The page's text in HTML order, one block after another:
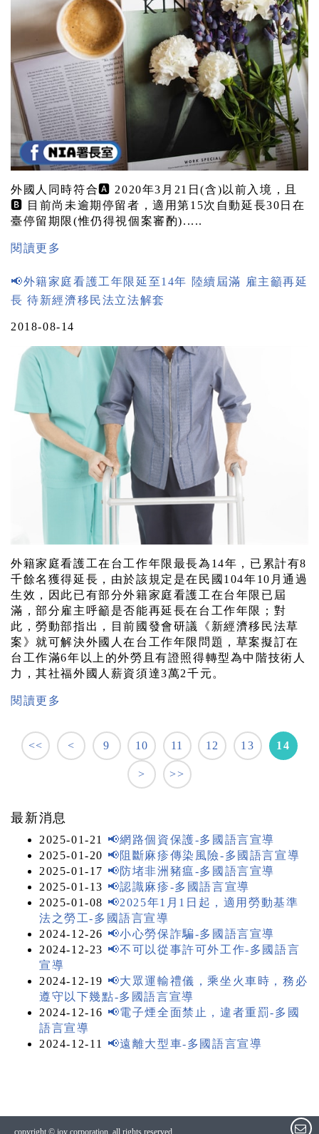
外國人同時符合🅰️ 2020年3月21日(含)以前入境，且
🅱️ 目前尚未逾期停留者，適用第15次自動延長30日在
臺停留期限(惟仍得視個案審酌).....
閱讀更多
📢外籍家庭看護工年限延至14年 陸續屆滿 雇主籲再延
長 待新經濟移民法立法解套
2018-08-14
外籍家庭看護工在台工作年限最長為14年，已累計有8
千餘名獲得延長，由於該規定是在民國104年10月通過
生效，因此已有部分外籍家庭看護工在台年限已屆
滿，部分雇主呼籲是否能再延長在台工作年限；對
此，勞動部指出，目前國發會研議《新經濟移民法草
案》就可解決外國人在台工作年限問題，草案擬訂在
台工作滿6年以上的外勞且有證照得轉型為中階技術人
力，其社福外國人薪資須達3萬2千元。
閱讀更多
<< < 9 10 11 12 13 14
> >>
最新消息
2025-01-21
📢網路個資保護-多國語言宣導
2025-01-20 📢阻斷麻疹傳染風險-多國語言宣導
2025-01-17 📢防堵非洲豬瘟-多國語言宣導
2025-01-13 📢認識麻疹-多國語言宣導
2025-01-08 📢2025年1月1日起，適用勞動基準
法之勞工-多國語言宣導
2024-12-26 📢小心勞保詐騙-多國語言宣導
2024-12-23 📢不可以從事許可外工作-多國語言
宣導
2024-12-19 📢大眾運輸禮儀，乘坐火車時，務必
遵守以下幾點-多國語言宣導
2024-12-16 📢電子煙全面禁止，違者重罰-多國
語言宣導
2024-12-11
📢遠離大型車-多國語言宣導
copyright © joy corporation. all rights reserved